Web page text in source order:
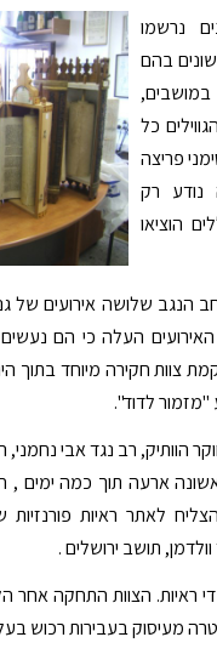
נרשמו
בהם
כל
פריצה
נודע רק
הוציאו
הנגב שלושה אירועים של
האירועים העלה כי הם
צוות חקירה מיוחד
לדוד".
הוותיק, רב נגד אבי נחמני,
ארעה תוך כמה ימים ,
לאתר ראיות
תושב ירושלים .
ראיות. הצוות התחקה אחר
מעיסוק בעבירות רכוש